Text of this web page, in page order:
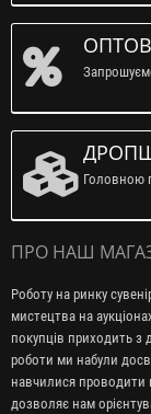
Головною
ПРО НАШ
Роботу на ринку
мистецтва на
покупців приходить з
роботи ми набули
навчилися проводити
дозволяє нам